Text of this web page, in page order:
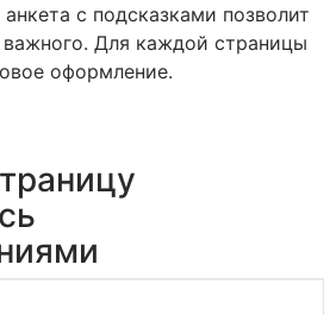
с подсказками позволит
важного. Для каждой страницы
оформление.